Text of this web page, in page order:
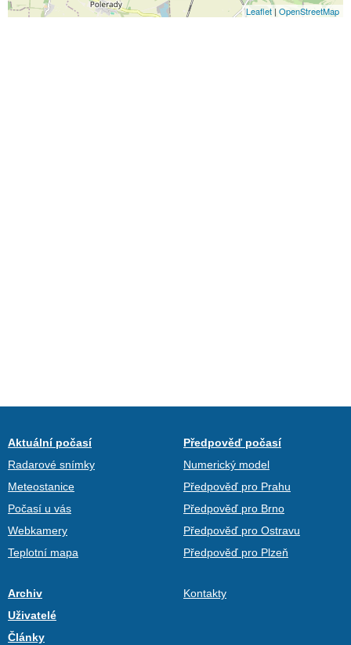
Leaflet | OpenStreetMap
Aktuální počasí
Radarové snímky
Meteostanice
Počasí u vás
Webkamery
Teplotní mapa
Předpověď počasí
Numerický model
Předpověď pro Prahu
Předpověď pro Brno
Předpověď pro Ostravu
Předpověď pro Plzeň
Archiv
Uživatelé
Články
Kontakty